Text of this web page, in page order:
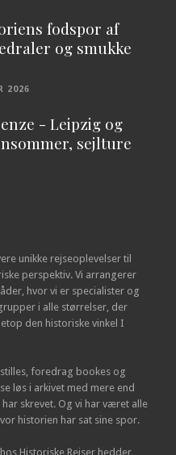
fodspor af
og smukke
2026
- Leipzig og
sejlture
unikke rejseoplevelser til
perspektiv. Vi arrangerer
hvor vi er specialister og
i alle størrelser, der
den historiske vinkel I
foredrag bookes og
løs i arkivet med mere end
skrevet. Og vi har været alle
historien har sat sine spor.
Historiske Rejser hedder